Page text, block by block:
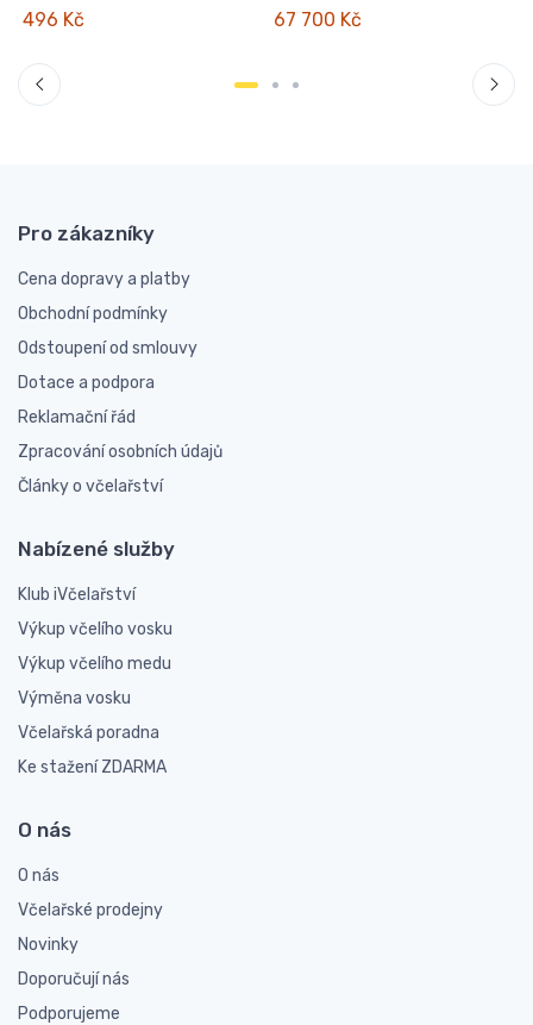
496 Kč 67 700 Kč
Pro zákazníky
Cena dopravy a platby
Obchodní podmínky
Odstoupení od smlouvy
Dotace a podpora
Reklamační řád
Zpracování osobních údajů
Články o včelařství
Nabízené služby
Klub iVčelařství
Výkup včelího vosku
Výkup včelího medu
Výměna vosku
Včelařská poradna
Ke stažení ZDARMA
O nás
O nás
Včelařské prodejny
Novinky
Doporučují nás
Podporujeme